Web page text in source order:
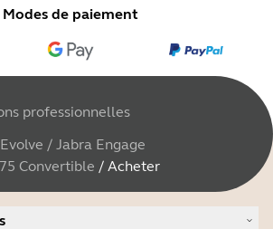
Modes de paiement
professionnelles
/ Jabra Engage
Convertible / Acheter